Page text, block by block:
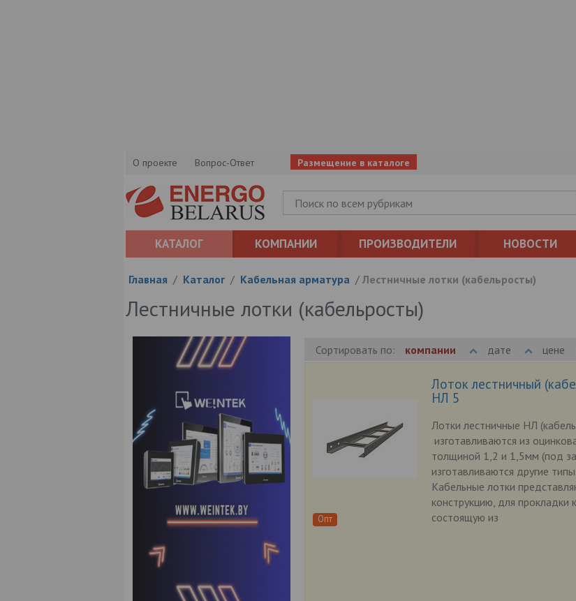
О проекте Вопрос-Ответ Размещение в каталоге
КАТАЛОГ КОМПАНИИ ПРОИЗВОДИТЕЛИ НОВОСТИ
Главная / Каталог / Кабельная арматура / Лестничные лотки (кабельросты)
Лестничные лотки (кабельросты)
Сортировать по: компании дате цене
Опт
Лоток лестничный
НЛ 5
Лотки лестничные НЛ
изготавливаются из
толщиной 1,2 и 1,5мм (под
изготавливаются другие
Кабельные лотки
конструкцию, для прокладки
состоящую из